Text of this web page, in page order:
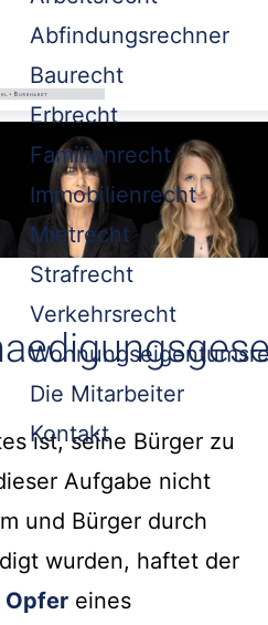
Abfindungsrechner
Baurecht
Erbrecht
Familienrecht
Immobilienrecht
Mietrecht
Strafrecht
Verkehrsrecht
Die Mitarbeiter
Kontakt
ist, seine Bürger zu
Aufgabe nicht
und Bürger durch
wurden, haftet der
Opfer eines